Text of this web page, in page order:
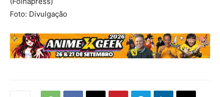
Foto: Divulgação